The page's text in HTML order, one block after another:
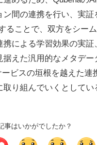
間の連携を行い、実証
ることで、双方をシー
による学習効果の実
えた汎用的なメタデ
ビスの垣根を越えた
り組んでいくとしてい
事はいかがでしたか？